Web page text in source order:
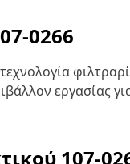
0266
εργασίας
107-